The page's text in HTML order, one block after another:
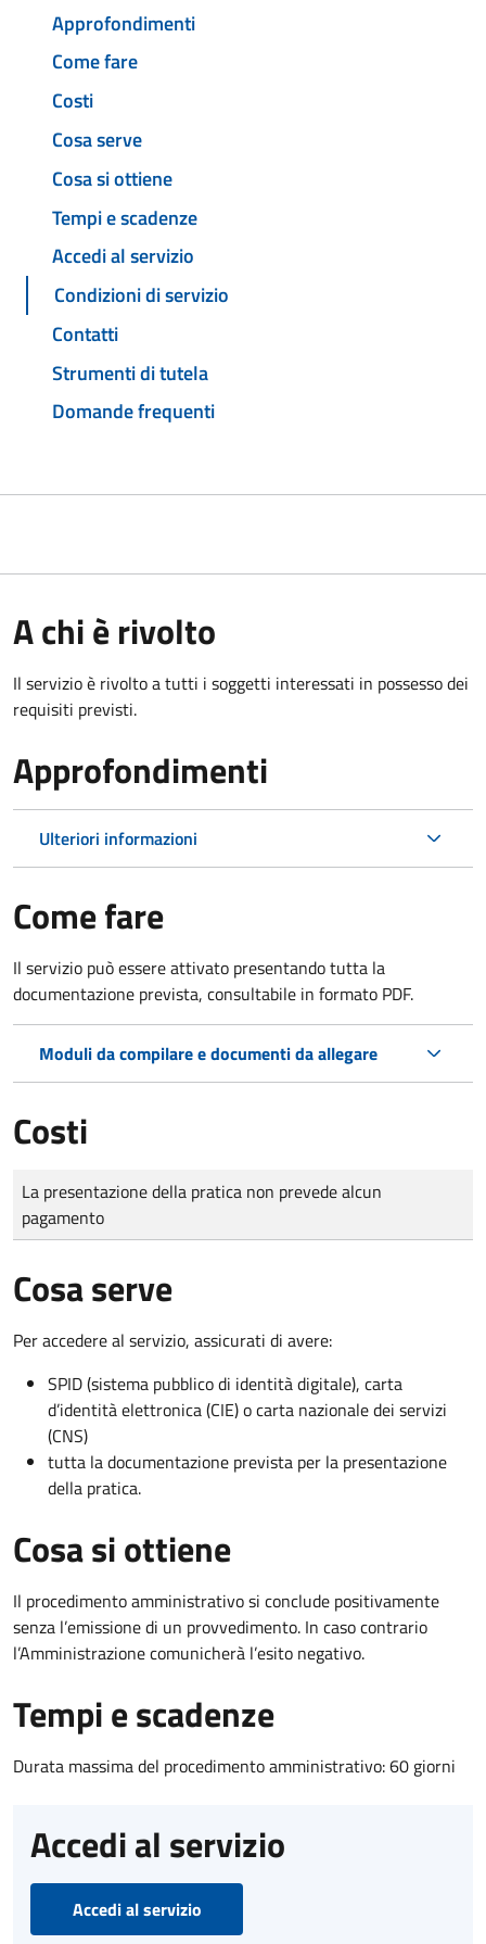
Approfondimenti
Come fare
Costi
Cosa serve
Cosa si ottiene
Tempi e scadenze
Accedi al servizio
Condizioni di servizio
Contatti
Strumenti di tutela
Domande frequenti
A chi è rivolto
Il servizio è rivolto a tutti i soggetti interessati in possesso dei
requisiti previsti.
Approfondimenti
Ulteriori informazioni
Come fare
Il servizio può essere attivato presentando tutta la
documentazione prevista, consultabile in formato PDF.
Moduli da compilare e documenti da allegare
Costi
Tipo di pagamento
Importo
La presentazione della pratica non prevede alcun
pagamento
Cosa serve
Per accedere al servizio, assicurati di avere:
SPID (sistema pubblico di identità digitale), carta
d’identità elettronica (CIE) o carta nazionale dei servizi
(CNS)
tutta la documentazione prevista per la presentazione
della pratica.
Cosa si ottiene
Il procedimento amministrativo si conclude positivamente
senza l’emissione di un provvedimento. In caso contrario
l’Amministrazione comunicherà l’esito negativo.
Tempi e scadenze
Durata massima del procedimento amministrativo: 60 giorni
Accedi al servizio
Accedi al servizio